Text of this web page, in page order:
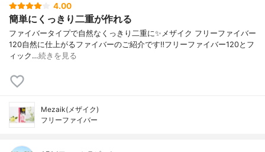
4.00
簡単にくっきり二重が作れる
ファイバータイプで自然なくっきり二重に✨⁡⁡メザイク フリーファイバー
120⁡⁡自然に仕上がるファイバーのご紹介です‼️⁡⁡⁡⁡フリーファイバー120とフ
ィック…続きを見る
Mezaik(メザイク)
フリーファイバー